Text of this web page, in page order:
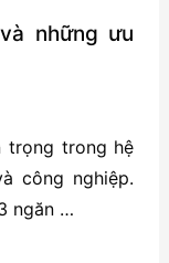
những ưu
trọng trong hệ
công nghiệp.
ngăn …